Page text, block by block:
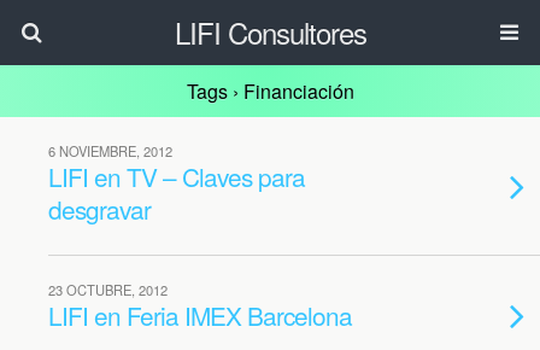
LIFI Consultores
Tags › Financiación
6 NOVIEMBRE, 2012
LIFI en TV – Claves para
desgravar
23 OCTUBRE, 2012
LIFI en Feria IMEX Barcelona